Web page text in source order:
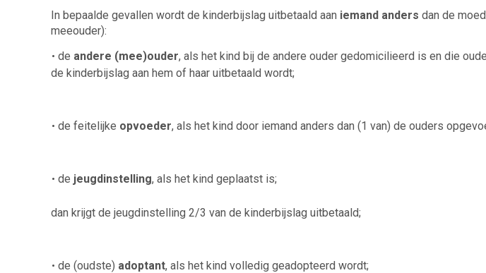
In bepaalde gevallen wordt de kinderbijslag uitbetaald aan iemand anders dan de
meeouder):
de andere (mee)ouder, als het kind bij de andere ouder gedomicilieerd is en die
de kinderbijslag aan hem of haar uitbetaald wordt;
de feitelijke opvoeder, als het kind door iemand anders dan (1 van) de ouders
de jeugdinstelling, als het kind geplaatst is;
dan krijgt de jeugdinstelling 2/3 van de kinderbijslag uitbetaald;
de (oudste) adoptant, als het kind volledig geadopteerd wordt;